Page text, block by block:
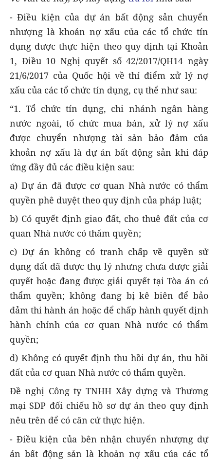
- Điều kiện của dự án bất động sản chuyển
nhượng là khoản nợ xấu của các tổ chức tín
dụng được thực hiện theo quy định tại Khoản
1, Điều 10 Nghị quyết số 42/2017/QH14 ngày
21/6/2017 của Quốc hội về thí điểm xử lý nợ
xấu của các tổ chức tín dụng, cụ thể như sau:
“1. Tổ chức tín dụng, chi nhánh ngân hàng
nước ngoài, tổ chức mua bán, xử lý nợ xấu
được chuyển nhượng tài sản bảo đảm của
khoản nợ xấu là dự án bất động sản khi đáp
ứng đầy đủ các điều kiện sau:
a) Dự án đã được cơ quan Nhà nước có thẩm
quyền phê duyệt theo quy định của pháp luật;
b) Có quyết định giao đất, cho thuê đất của cơ
quan Nhà nước có thẩm quyền;
c) Dự án không có tranh chấp về quyền sử
dụng đất đã được thụ lý nhưng chưa được giải
quyết hoặc đang được giải quyết tại Tòa án có
thẩm quyền; không đang bị kê biên để bảo
đảm thi hành án hoặc để chấp hành quyết định
hành chính của cơ quan Nhà nước có thẩm
quyền;
d) Không có quyết định thu hồi dự án, thu hồi
đất của cơ quan Nhà nước có thẩm quyền.
Đề nghị Công ty TNHH Xây dựng và Thương
mại SDP đối chiếu hồ sơ dự án theo quy định
nêu trên để có căn cứ thực hiện.
- Điều kiện của bên nhận chuyển nhượng dự
án bất động sản là khoản nợ xấu của các tổ